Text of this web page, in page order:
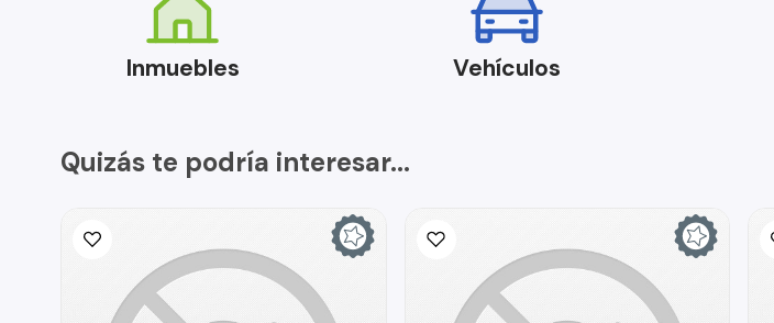
Inmuebles Vehículos
Quizás te podría interesar...